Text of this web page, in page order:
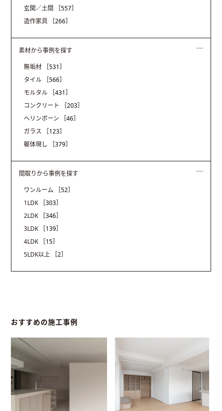
玄関／土間
［557］
造作家具
［266］
素材から事例を探す
無垢材
［531］
タイル
［566］
モルタル
［431］
コンクリート
［203］
ヘリンボーン
［46］
ガラス
［123］
躯体現し
［379］
間取りから事例を探す
ワンルーム
［52］
1LDK
［303］
2LDK
［346］
3LDK
［139］
4LDK
［15］
5LDK以上
［2］
おすすめの施工事例